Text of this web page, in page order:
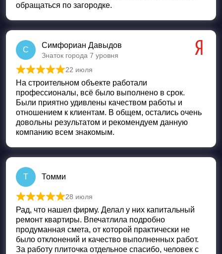
обращаться по загородке.
С
Симфориан Давыдов
Знаток города 7 уровня
Оценка5 из 5
22 июля
На строительном объекте работали
профессионалы, всё было выполнено в срок.
Были приятно удивлены качеством работы и
отношением к клиентам. В общем, остались очень
довольны результатом и рекомендуем данную
компанию всем знакомым.
Т Томми
Оценка5 из 5
28 июля
Рад, что нашел фирму. Делал у них капитальный
ремонт квартиры. Впечатлила подробно
продуманная смета, от которой практически не
было отклонений и качество выполненных работ.
За работу плиточка отдельное спасибо, человек с